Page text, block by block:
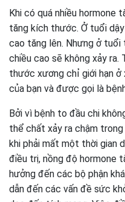
Khi có quá nhiều hormone
tăng kích thước. Ở tuổi
cao tăng lên. Nhưng ở
chiều cao sẽ không xảy
thước xương chỉ giới hạn ở
của bạn và được gọi là
Bởi vì bệnh to đầu chi
thể chất xảy ra chậm
khi phải mất một thời gian
điều trị, nồng độ hormone
hưởng đến các bộ phận
dẫn đến các vấn đề sức